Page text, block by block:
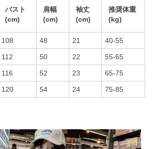
バスト
(cm)
肩幅
(cm)
袖丈
(cm)
推奨体重
(kg)
108 48 21 40-55
112 50 22 55-65
116 52 23 65-75
120 54 24 75-85